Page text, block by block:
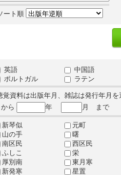
ート順
英語 中国語
ポルトガル ラテン
資料は出版年月、雑誌は発行年月を
ら 年 月 まで
新琴似 元町
山の手 曙
南区民 西区民
ふしこ 栄
厚別南 東月寒
新発寒 星置